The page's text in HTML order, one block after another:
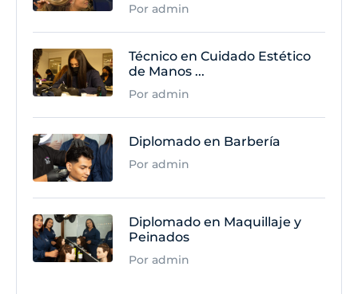
Por admin
Técnico en Cuidado Estético
de Manos ...
Por admin
Diplomado en Barbería
Por admin
Diplomado en Maquillaje y
Peinados
Por admin